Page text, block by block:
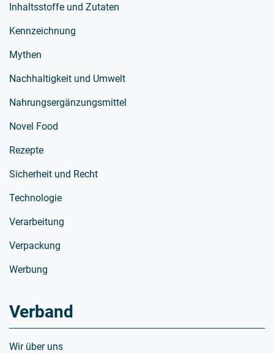
Inhaltsstoffe und Zutaten
Kennzeichnung
Mythen
Nachhaltigkeit und Umwelt
Nahrungsergänzungsmittel
Novel Food
Rezepte
Sicherheit und Recht
Technologie
Verarbeitung
Verpackung
Werbung
Verband
Wir über uns